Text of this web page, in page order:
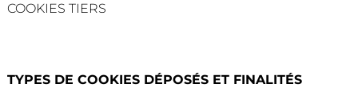
COOKIES TIERS
TYPES DE COOKIES DÉPOSÉS ET FINALITÉS